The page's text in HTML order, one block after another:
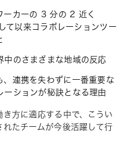
ーカーの 3 分の 2 近く
て以来コラボレーションツー
中のさまざまな地域の反応
、連携を失わずに一番重要な
ーションが秘訣となる理由
方に適応する中で、こうい
たチームが今後活躍して行